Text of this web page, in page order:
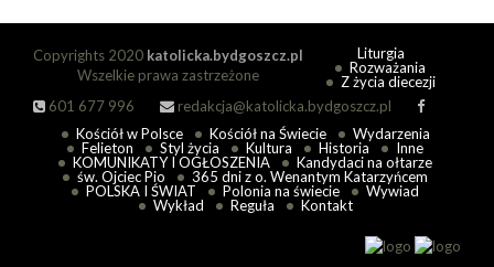
Copyrights 2020 katolicka.bydgoszcz.pl
Wszelkie prawa zastrzeżone
601 677 996
redakcja@katolicka.bydgoszcz.pl
Liturgia
Rozważania
Z życia diecezji
Kościół w Polsce Kościół na Świecie
Wydarzenia
Felieton
Styl życia Kultura Historia
Inne
KOMUNIKATY I OGŁOSZENIA
Kandydaci na ołtarze
św. Ojciec Pio
365 dni z o. Wenantym Katarzyńcem
POLSKA I ŚWIAT
Polonia na świecie
Wywiad
Wykład
Reguła Kontakt